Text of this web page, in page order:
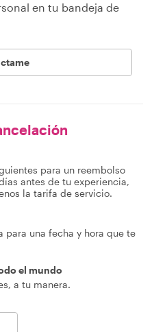
en tu bandeja de
para un reembolso
antes de tu experiencia,
la tarifa de servicio.
para una fecha y hora que te
el mundo
a tu manera.